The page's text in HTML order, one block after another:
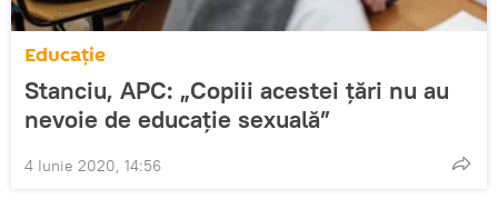
Educație
Stanciu, APC: „Copiii acestei țări nu au
nevoie de educație sexuală”
4 Iunie 2020, 14:56